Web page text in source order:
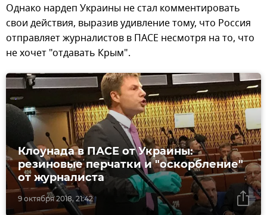
Однако нардеп Украины не стал комментировать
свои действия, выразив удивление тому, что Россия
отправляет журналистов в ПАСЕ несмотря на то, что
не хочет "отдавать Крым".
9 октября 2018, 21:42
Клоунада в ПАСЕ от Украины:
резиновые перчатки и "оскорбление"
от журналиста